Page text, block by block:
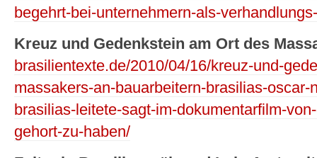
begehrt-bei-unternehmern-als-
Kreuz und Gedenkstein am Ort des
brasilientexte.de/2010/04/16/kreuz-und-
massakers-an-bauarbeitern-brasilias-
brasilias-leitete-sagt-im-dokumentarfilm-
gehort-zu-haben/